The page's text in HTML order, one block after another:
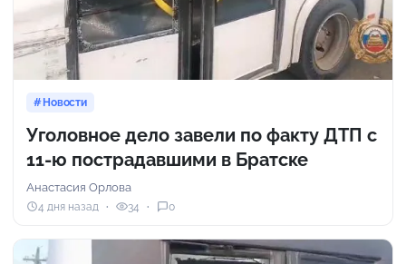
Новости
Уголовное дело завели по факту ДТП с
11-ю пострадавшими в Братске
Анастасия Орлова
4 дня назад 34 0